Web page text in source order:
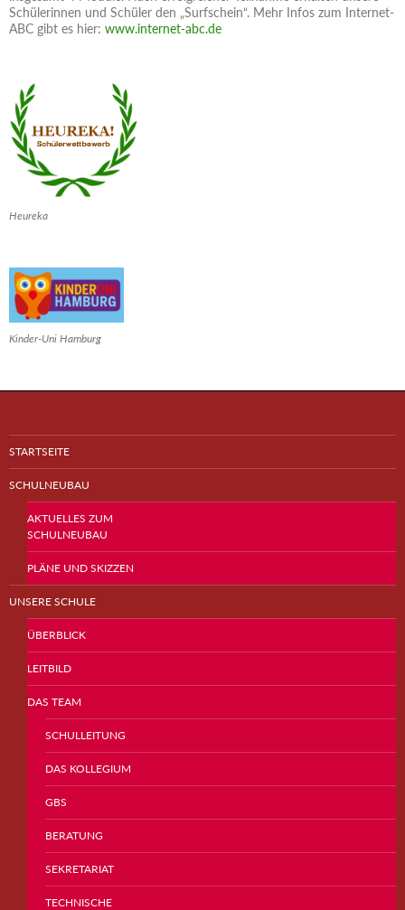
Schülerinnen und Schüler den „Surfschein“. Mehr Infos zum Internet-
ABC gibt es hier: www.internet-abc.de
Heureka
Kinder-Uni Hamburg
STARTSEITE
SCHULNEUBAU
AKTUELLES ZUM
SCHULNEUBAU
PLÄNE UND SKIZZEN
UNSERE SCHULE
ÜBERBLICK
LEITBILD
DAS TEAM
SCHULLEITUNG
DAS KOLLEGIUM
GBS
BERATUNG
SEKRETARIAT
TECHNISCHE